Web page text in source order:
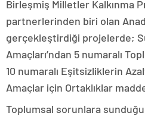
Birleşmiş Milletler Kalkınma
partnerlerinden biri olan
gerçekleştirdiği projelerde;
Amaçları’ndan 5 numaralı
10 numaralı Eşitsizliklerin
Amaçlar için Ortaklıklar
Toplumsal sorunlara